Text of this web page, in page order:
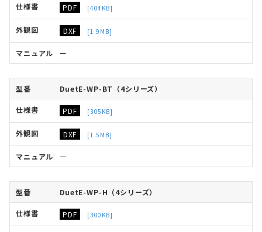
PDF [404KB]
DXF [1.9MB]
ー
DuetE-WP-BT（4シリーズ）
PDF [305KB]
DXF [1.5MB]
ー
DuetE-WP-H（4シリーズ）
PDF [300KB]